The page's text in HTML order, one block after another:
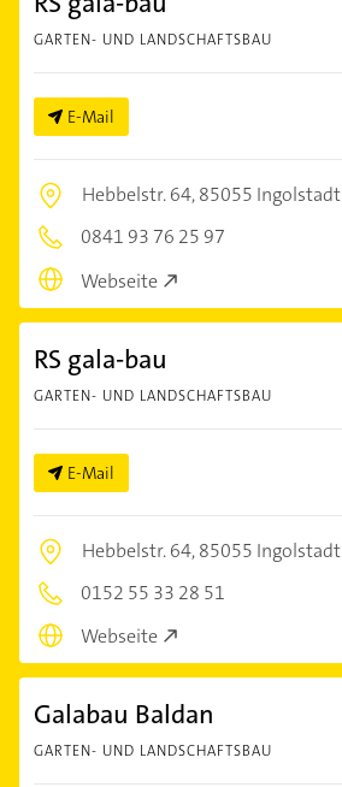
GARTEN- UND LANDSCHAFTSBAU
E-Mail
Hebbelstr. 64,85055 Ingolstadt
0841 93 76 25 97
Webseite
RS gala-bau
GARTEN- UND LANDSCHAFTSBAU
E-Mail
Hebbelstr. 64,85055 Ingolstadt
0152 55 33 28 51
Webseite
Galabau Baldan
GARTEN- UND LANDSCHAFTSBAU